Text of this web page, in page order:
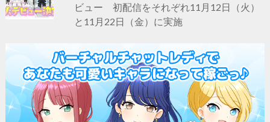
ビュー 初配信をそれぞれ11月12日（火）
と11月22日（金）に実施